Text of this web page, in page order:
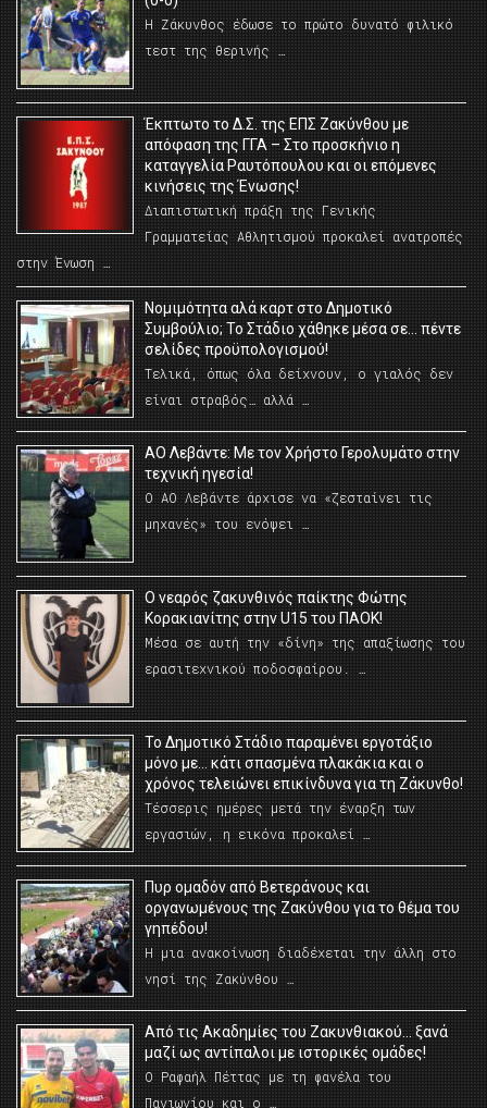
Η Ζάκυνθος έδωσε το πρώτο δυνατό φιλικό
τεστ της θερινής …
Έκπτωτο το Δ.Σ. της ΕΠΣ Ζακύνθου με
απόφαση της ΓΓΑ – Στο προσκήνιο η
καταγγελία Ραυτόπουλου και οι επόμενες
κινήσεις της Ένωσης!
Διαπιστωτική πράξη της Γενικής
Γραμματείας Αθλητισμού προκαλεί ανατροπές
στην Ένωση …
Νομιμότητα αλά καρτ στο Δημοτικό
Συμβούλιο; Το Στάδιο χάθηκε μέσα σε… πέντε
σελίδες προϋπολογισμού!
Τελικά, όπως όλα δείχνουν, ο γιαλός δεν
είναι στραβός… αλλά …
ΑΟ Λεβάντε: Με τον Χρήστο Γερολυμάτο στην
τεχνική ηγεσία!
Ο ΑΟ Λεβάντε άρχισε να «ζεσταίνει τις
μηχανές» του ενόψει …
O νεαρός ζακυνθινός παίκτης Φώτης
Κορακιανίτης στην U15 του ΠΑΟΚ!
Μέσα σε αυτή την «δίνη» της απαξίωσης του
ερασιτεχνικού ποδοσφαίρου. …
Το Δημοτικό Στάδιο παραμένει εργοτάξιο
μόνο με… κάτι σπασμένα πλακάκια και ο
χρόνος τελειώνει επικίνδυνα για τη Ζάκυνθο!
Τέσσερις ημέρες μετά την έναρξη των
εργασιών, η εικόνα προκαλεί …
Πυρ ομαδόν από Βετεράνους και
οργανωμένους της Ζακύνθου για το θέμα του
γηπέδου!
Η μια ανακοίνωση διαδέχεται την άλλη στο
νησί της Ζακύνθου …
Από τις Ακαδημίες του Ζακυνθιακού… ξανά
μαζί ως αντίπαλοι με ιστορικές ομάδες!
Ο Ραφαήλ Πέττας με τη φανέλα του
Πανιωνίου και ο …